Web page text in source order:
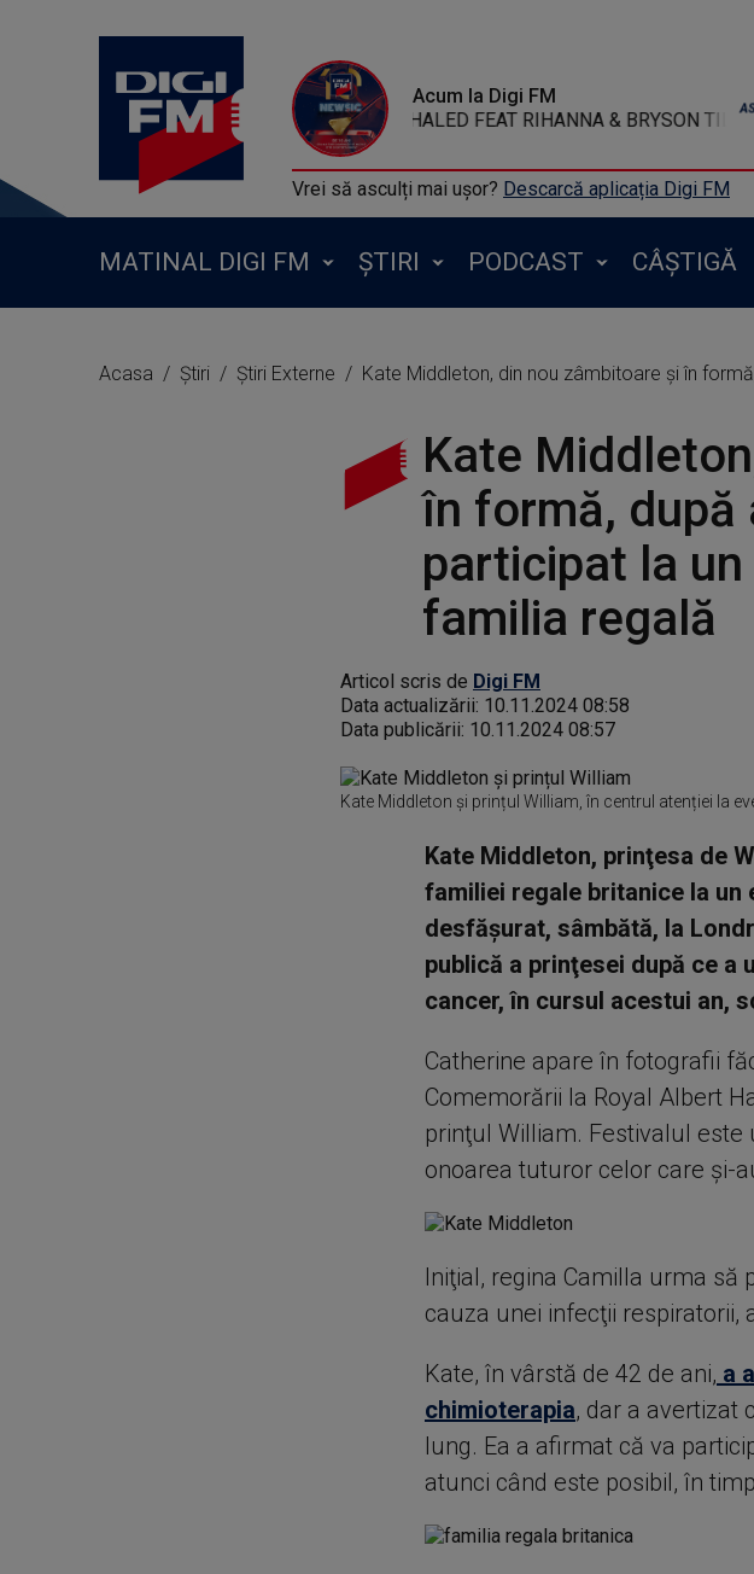
Acum la Digi FM
DJ KHALED FEAT RIHANNA & BRYSON TILLER - Wild
Vrei să asculți mai ușor? Descarcă aplicația Digi FM
MATINAL DIGI FM ȘTIRI PODCAST CÂȘTIGĂ
Acasa Știri Știri Externe Kate Middleton, din nou zâmbitoare și în
Kate
în formă, după
participat la
familia regală
Articol scris de Digi FM
Data actualizării: 10.11.2024 08:58
Data publicării: 10.11.2024 08:57
Kate Middleton și prințul William, în centrul atenției la
Kate Middleton, prinţesa de
familiei regale britanice la un
desfăşurat, sâmbătă, la
publică a prinţesei după ce a
cancer, în cursul acestui an,
Catherine apare în fotografii
Comemorării la Royal Albert
prinţul William. Festivalul
onoarea tuturor celor care şi-
Iniţial, regina Camilla urma să
cauza unei infecţii respiratorii,
Kate, în vârstă de 42 de ani, a
chimioterapia, dar a avertizat
lung. Ea a afirmat că va
atunci când este posibil, în